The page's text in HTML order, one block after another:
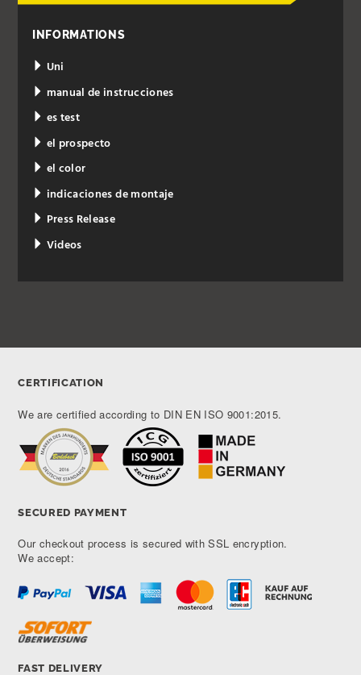
INFORMATIONS
Uni
manual de instrucciones
es test
el prospecto
el color
indicaciones de montaje
Press Release
Videos
CERTIFICATION
We are certified according to DIN EN ISO 9001:2015.
SECURED PAYMENT
Our checkout process is secured with SSL encryption.
We accept:
FAST DELIVERY